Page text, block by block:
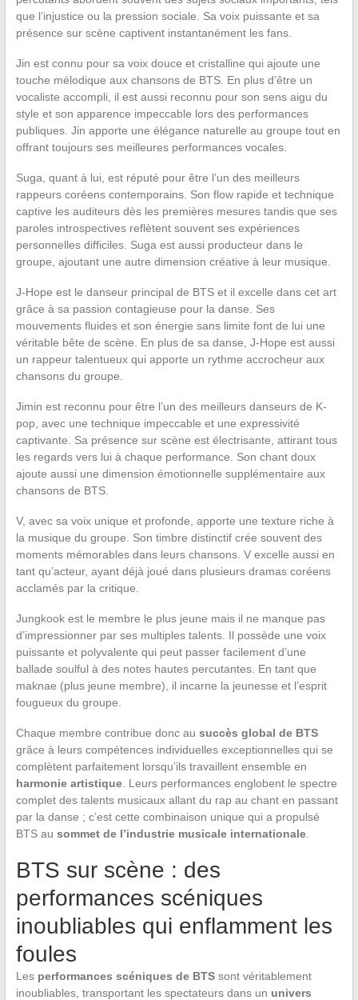
que l’injustice ou la pression sociale. Sa voix puissante et sa
présence sur scène captivent instantanément les fans.
Jin est connu pour sa voix douce et cristalline qui ajoute une
touche mélodique aux chansons de BTS. En plus d’être un
vocaliste accompli, il est aussi reconnu pour son sens aigu du
style et son apparence impeccable lors des performances
publiques. Jin apporte une élégance naturelle au groupe tout en
offrant toujours ses meilleures performances vocales.
Suga, quant à lui, est réputé pour être l’un des meilleurs
rappeurs coréens contemporains. Son flow rapide et technique
captive les auditeurs dès les premières mesures tandis que ses
paroles introspectives reflètent souvent ses expériences
personnelles difficiles. Suga est aussi producteur dans le
groupe, ajoutant une autre dimension créative à leur musique.
J-Hope est le danseur principal de BTS et il excelle dans cet art
grâce à sa passion contagieuse pour la danse. Ses
mouvements fluides et son énergie sans limite font de lui une
véritable bête de scène. En plus de sa danse, J-Hope est aussi
un rappeur talentueux qui apporte un rythme accrocheur aux
chansons du groupe.
Jimin est reconnu pour être l’un des meilleurs danseurs de K-
pop, avec une technique impeccable et une expressivité
captivante. Sa présence sur scène est électrisante, attirant tous
les regards vers lui à chaque performance. Son chant doux
ajoute aussi une dimension émotionnelle supplémentaire aux
chansons de BTS.
V, avec sa voix unique et profonde, apporte une texture riche à
la musique du groupe. Son timbre distinctif crée souvent des
moments mémorables dans leurs chansons. V excelle aussi en
tant qu’acteur, ayant déjà joué dans plusieurs dramas coréens
acclamés par la critique.
Jungkook est le membre le plus jeune mais il ne manque pas
d’impressionner par ses multiples talents. Il possède une voix
puissante et polyvalente qui peut passer facilement d’une
ballade soulful à des notes hautes percutantes. En tant que
maknae (plus jeune membre), il incarne la jeunesse et l’esprit
fougueux du groupe.
Chaque membre contribue donc au succès global de BTS
grâce à leurs compétences individuelles exceptionnelles qui se
complètent parfaitement lorsqu’ils travaillent ensemble en
harmonie artistique. Leurs performances englobent le spectre
complet des talents musicaux allant du rap au chant en passant
par la danse ; c’est cette combinaison unique qui a propulsé
BTS au sommet de l’industrie musicale internationale.
BTS sur scène : des
performances scéniques
inoubliables qui enflamment les
foules
Les performances scéniques de BTSsont véritablement
inoubliables, transportant les spectateurs dans un univers